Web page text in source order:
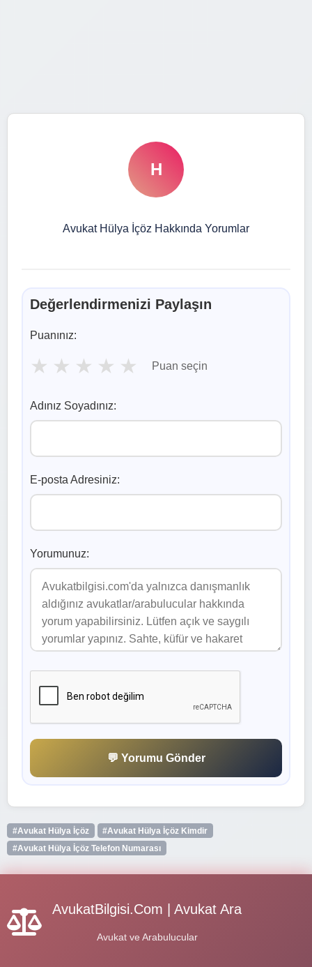
H
Avukat Hülya İçöz Hakkında Yorumlar
Değerlendirmenizi Paylaşın
Puanınız:
★ ★ ★ ★ ★ Puan seçin
Adınız Soyadınız:
E-posta Adresiniz:
Yorumunuz:
💬 Yorumu Gönder
#Avukat Hülya İçöz
#Avukat Hülya İçöz Kimdir
#Avukat Hülya İçöz Telefon Numarası
AvukatBilgisi.Com | Avukat Ara
Avukat ve Arabulucular